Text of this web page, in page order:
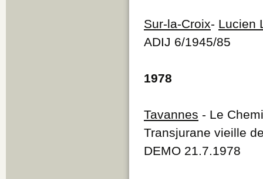
Sur-la-Croix- Lucien
ADIJ 6/1945/85
1978
Tavannes - Le
Transjurane vieille
DEMO 21.7.1978